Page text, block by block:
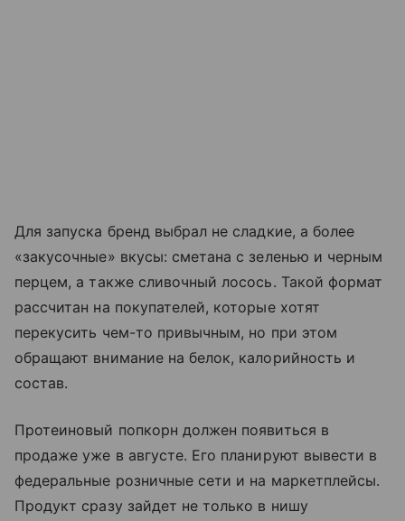
Для запуска бренд выбрал не сладкие, а более
«закусочные» вкусы: сметана с зеленью и черным
перцем, а также сливочный лосось. Такой формат
рассчитан на покупателей, которые хотят
перекусить чем-то привычным, но при этом
обращают внимание на белок, калорийность и
состав.
Протеиновый попкорн должен появиться в
продаже уже в августе. Его планируют вывести в
федеральные розничные сети и на маркетплейсы.
Продукт сразу зайдет не только в нишу